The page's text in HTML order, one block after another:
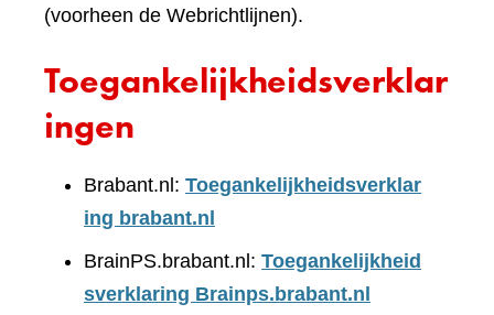
(voorheen de Webrichtlijnen).
Toegankelijkheidsverklar
ingen
Brabant.nl: Toegankelijkheidsverklar
ing brabant.nl
BrainPS.brabant.nl: Toegankelijkheid
sverklaring Brainps.brabant.nl